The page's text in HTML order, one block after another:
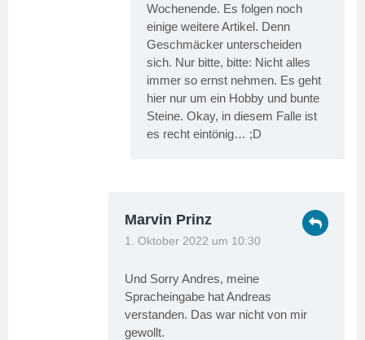
Wochenende. Es folgen noch
einige weitere Artikel. Denn
Geschmäcker unterscheiden
sich. Nur bitte, bitte: Nicht alles
immer so ernst nehmen. Es geht
hier nur um ein Hobby und bunte
Steine. Okay, in diesem Falle ist
es recht eintönig… ;D
Marvin Prinz
1. Oktober 2022 um 10:30
Und Sorry Andres, meine
Spracheingabe hat Andreas
verstanden. Das war nicht von mir
gewollt.